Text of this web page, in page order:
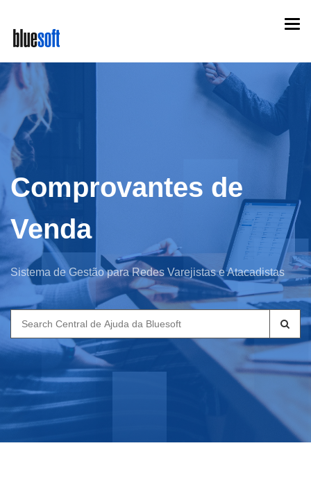
main
content
Comprovantes de
Venda
Sistema de Gestão para Redes Varejistas e Atacadistas
Search
for: